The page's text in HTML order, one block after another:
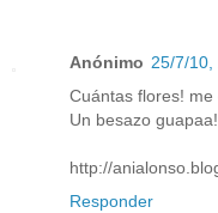
Anónimo 25/7/10,
Cuántas flores! me
Un besazo
http://
Responder